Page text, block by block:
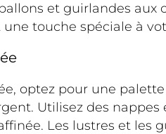
et guirlandes
touche spéciale à
optez pour une
Utilisez des
Les lustres et les